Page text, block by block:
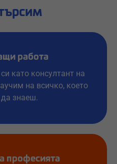
работа
като консултант на
на всичко, което
знаеш.
професията